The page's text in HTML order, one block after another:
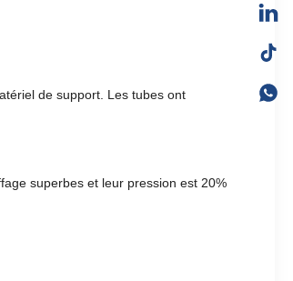
de support. Les tubes ont
superbes et leur pression est 20%